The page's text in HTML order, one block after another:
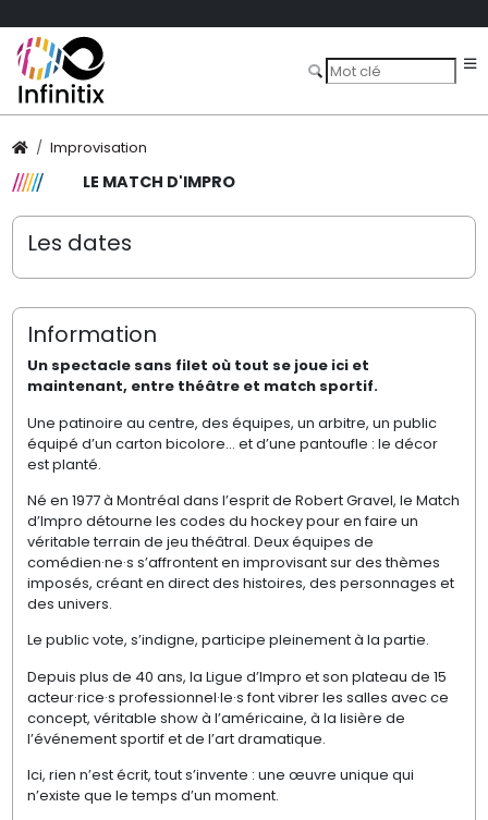
Improvisation
LE MATCH D'IMPRO
Les dates
Information
Un spectacle sans filet où tout se joue ici et
maintenant, entre théâtre et match sportif.
Une patinoire au centre, des équipes, un arbitre, un public
équipé d’un carton bicolore… et d’une pantoufle : le décor
est planté.
Né en 1977 à Montréal dans l’esprit de Robert Gravel, le Match
d’Impro détourne les codes du hockey pour en faire un
véritable terrain de jeu théâtral. Deux équipes de
comédien·ne·s s’affrontent en improvisant sur des thèmes
imposés, créant en direct des histoires, des personnages et
des univers.
Le public vote, s’indigne, participe pleinement à la partie.
Depuis plus de 40 ans, la Ligue d’Impro et son plateau de 15
acteur·rice·s professionnel·le·s font vibrer les salles avec ce
concept, véritable show à l’américaine, à la lisière de
l’événement sportif et de l’art dramatique.
Ici, rien n’est écrit, tout s’invente : une œuvre unique qui
n’existe que le temps d’un moment.